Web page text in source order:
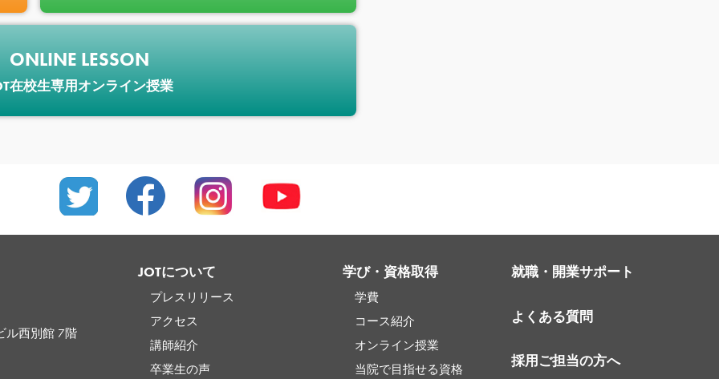
ONLINE LESSON
在校生専用オンライン授業
ル西別館 7階
JOTについて
プレスリリース
アクセス
講師紹介
卒業生の声
学び・資格取得
学費
コース紹介
オンライン授業
当院で目指せる資格
就職・開業サポート
よくある質問
採用ご担当の方へ